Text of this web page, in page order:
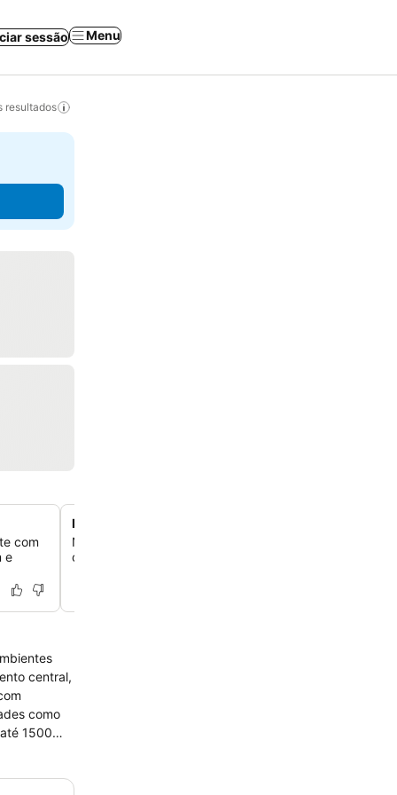
sessão Menu
resultados
com
e
Piscinas aquecidas internas e externas
Nade o ano todo em várias piscinas aquecidas,
coberta, proporcionando conforto independentemente
1500